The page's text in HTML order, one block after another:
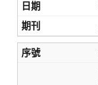
Home